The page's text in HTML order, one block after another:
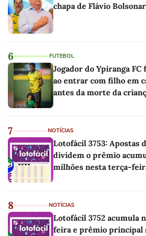
chapa de Flávio
6 FUTEBOL
Jogador do Ypiranga FC
ao entrar com filho em
antes da morte da
7 NOTÍCIAS
Lotofácil 3753: Apostas
dividem o prêmio
milhões nesta terça-
8 NOTÍCIAS
Lotofácil 3752 acumula
feira e prêmio principal